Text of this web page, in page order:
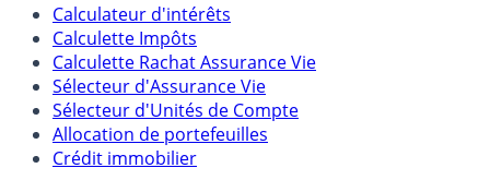
Calculateur d'intérêts
Calculette Impôts
Calculette Rachat Assurance Vie
Sélecteur d'Assurance Vie
Sélecteur d'Unités de Compte
Allocation de portefeuilles
Crédit immobilier